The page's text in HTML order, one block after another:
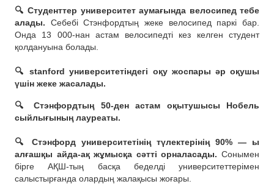
🔍 Студенттер университет аумағында велосипед тебе
алады. Себебі Стэнфордтың жеке велосипед паркі бар.
Онда 13 000-нан астам велосипедті кез келген студент
қолдануына болады.
🔍 stanford университетіндегі оқу жоспары әр оқушы
үшін жеке жасалады.
🔍 Стэнфордтың 50-ден астам оқытушысы Нобель
сыйлығының лауреаты.
🔍 Стэнфорд университетінің түлектерінің 90% — ы
алғашқы айда-ақ жұмысқа сәтті орналасады. Сонымен
бірге АҚШ-тың басқа беделді университеттерімен
салыстырғанда олардың жалақысы жоғары.